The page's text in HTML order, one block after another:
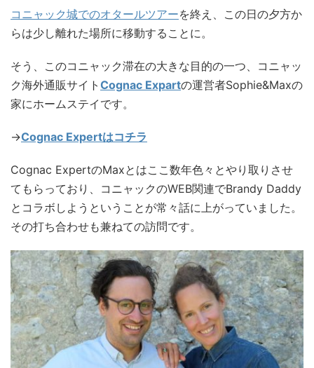
コニャック城でのオタールツアーを終え、この日の夕方か
らは少し離れた場所に移動することに。
そう、このコニャック滞在の大きな目的の一つ、コニャッ
ク海外通販サイト Cognac Expartの運営者Sophie&Maxの
家にホームステイです。
→Cognac Expertはコチラ
Cognac ExpertのMaxとはここ数年色々とやり取りさせ
てもらっており、コニャックのWEB関連でBrandy Daddy
とコラボしようということが常々話に上がっていました。
その打ち合わせも兼ねての訪問です。